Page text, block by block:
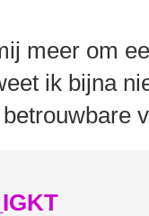
meer om
ik bijna